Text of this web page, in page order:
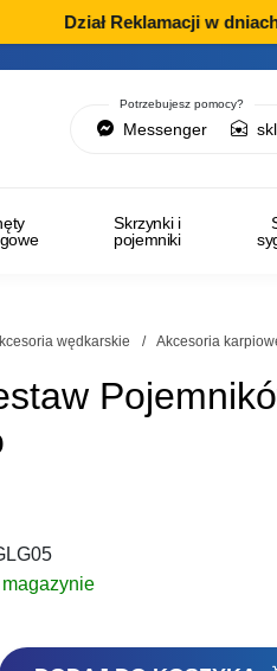
Dział Reklamacji w dniach
Potrzebujesz pomocy?
Messenger
Skrzynki i
pojemniki
wędkarskie / Akcesoria
magazynie